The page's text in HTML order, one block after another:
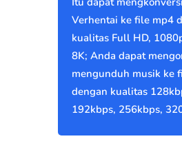
Verhentai ke file mp4
kualitas Full HD,
8K; Anda dapat
mengunduh musik ke
dengan kualitas
192kbps, 256kbps,